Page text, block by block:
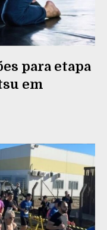
para etapa
em